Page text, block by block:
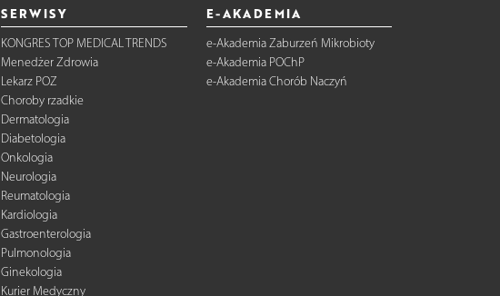
SERWISY
KONGRES TOP MEDICAL TRENDS
Menedżer Zdrowia
Lekarz POZ
Choroby rzadkie
Dermatologia
Diabetologia
Onkologia
Neurologia
Reumatologia
Kardiologia
Gastroenterologia
Pulmonologia
Ginekologia
Kurier Medyczny
E-AKADEMIA
e-Akademia Zaburzeń Mikrobioty
e-Akademia POChP
e-Akademia Chorób Naczyń